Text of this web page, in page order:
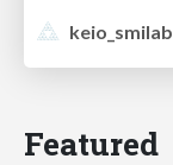
keio_smilab
Featured